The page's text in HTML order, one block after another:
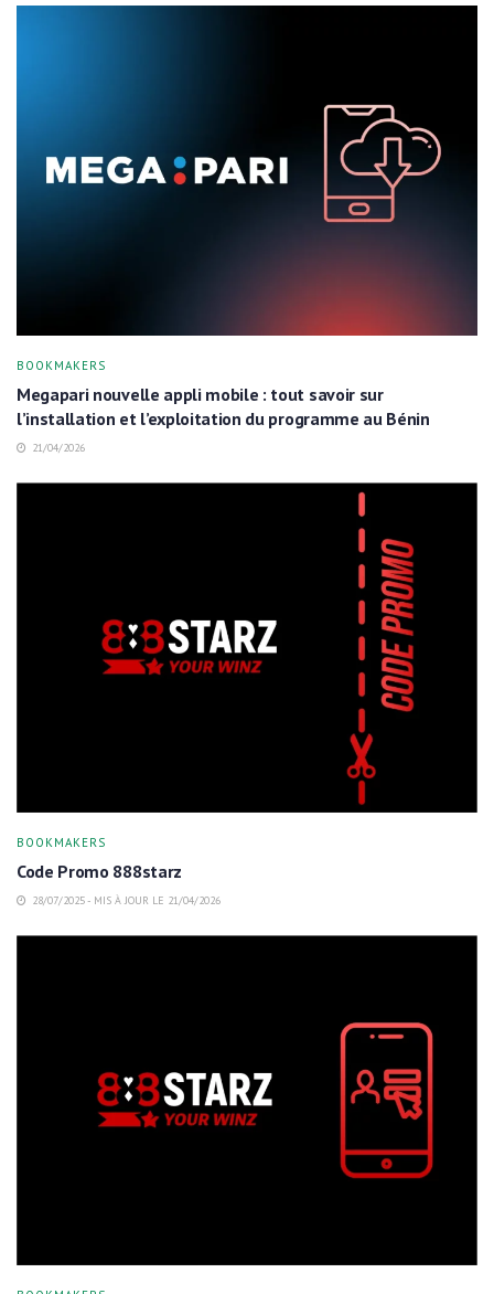
BOOKMAKERS
Megapari nouvelle appli mobile : tout savoir sur
l’installation et l’exploitation du programme au Bénin
21/04/2026
BOOKMAKERS
Code Promo 888starz
28/07/2025 - MIS À JOUR LE 21/04/2026